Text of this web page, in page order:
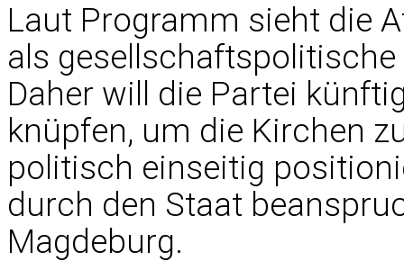
Laut Programm sieht die
als gesellschaftspolitische
Daher will die Partei
knüpfen, um die Kirchen
politisch einseitig
durch den Staat
Magdeburg.